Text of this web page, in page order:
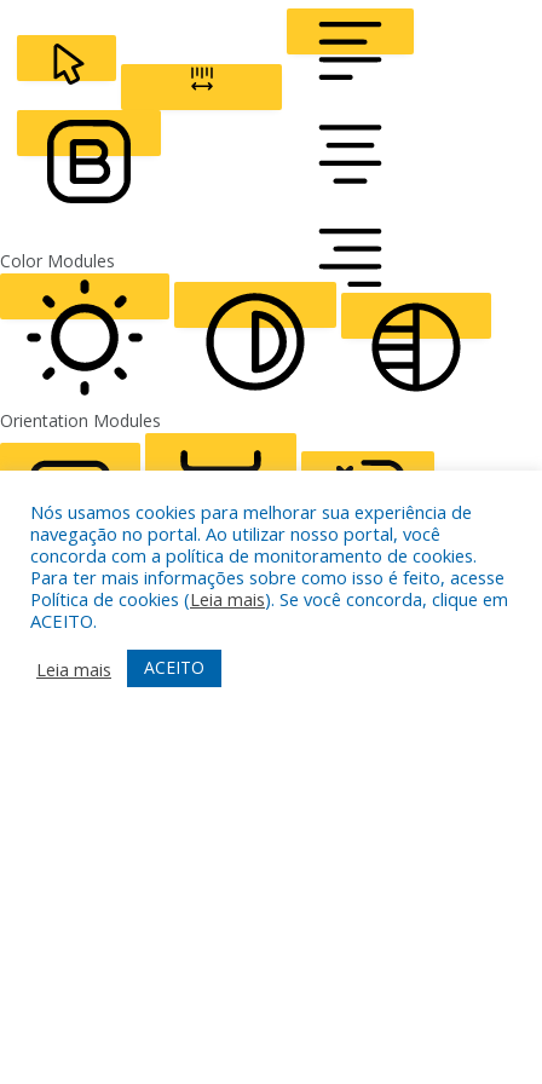
CURSOR
ALIGN TEXT
FONT WEIGHT
Color Modules
LIGHT CONTRAST HIGH CONTRAST
Orientation Modules
READING LINE READING MASK HIDE IMAGES
Nós usamos cookies para melhorar sua experiência de
navegação no portal. Ao utilizar nosso portal, você
concorda com a política de monitoramento de cookies.
Para ter mais informações sobre como isso é feito, acesse
Política de cookies (Leia mais). Se você concorda, clique em
ACEITO.
Leia mais
ACEITO